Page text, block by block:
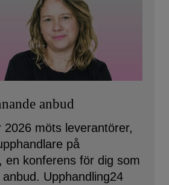
anbud
2026 möts leverantörer,
på
en konferens för dig som
Upphandling24